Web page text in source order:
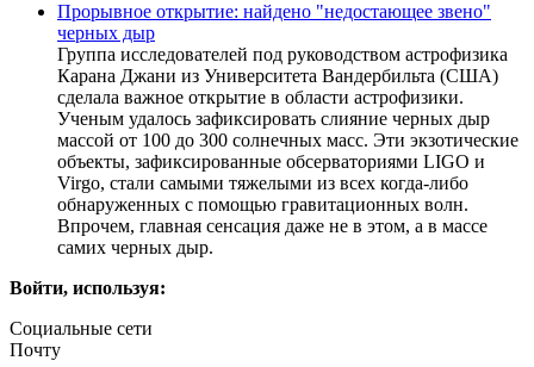
Прорывное открытие: найдено "недостающее звено"
черных дыр
Группа исследователей под руководством астрофизика
Каранa Джани из Университета Вандербильта (США)
сделала важное открытие в области астрофизики.
Ученым удалось зафиксировать слияние черных дыр
массой от 100 до 300 солнечных масс. Эти экзотические
объекты, зафиксированные обсерваториями LIGO и
Virgo, стали самыми тяжелыми из всех когда-либо
обнаруженных с помощью гравитационных волн.
Впрочем, главная сенсация даже не в этом, а в массе
самих черных дыр.
Войти, используя:
Социальные сети
Почту